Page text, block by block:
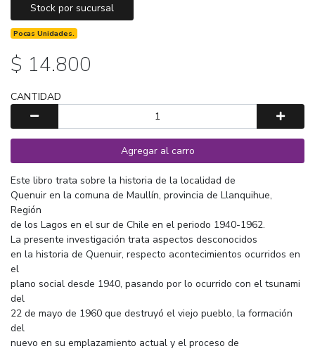
Stock por sucursal
Pocas Unidades.
$ 14.800
CANTIDAD
Agregar al carro
Este libro trata sobre la historia de la localidad de
Quenuir en la comuna de Maullín, provincia de Llanquihue,
Región
de los Lagos en el sur de Chile en el periodo 1940-1962.
La presente investigación trata aspectos desconocidos
en la historia de Quenuir, respecto acontecimientos ocurridos en
el
plano social desde 1940, pasando por lo ocurrido con el tsunami
del
22 de mayo de 1960 que destruyó el viejo pueblo, la formación
del
nuevo en su emplazamiento actual y el proceso de